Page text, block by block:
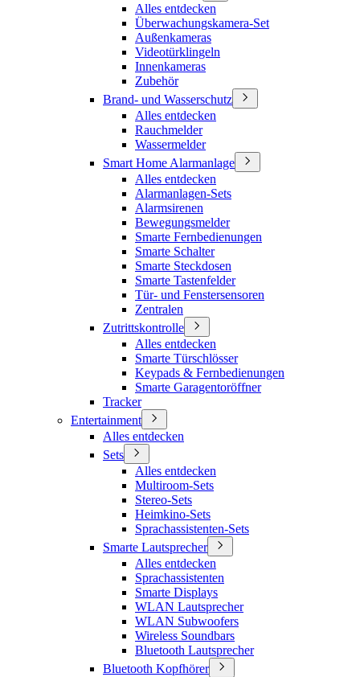
Alles entdecken
Überwachungskamera-Set
Außenkameras
Videotürklingeln
Innenkameras
Zubehör
Brand- und Wasserschutz
Alles entdecken
Rauchmelder
Wassermelder
Smart Home Alarmanlage
Alles entdecken
Alarmanlagen-Sets
Alarmsirenen
Bewegungsmelder
Smarte Fernbedienungen
Smarte Schalter
Smarte Steckdosen
Smarte Tastenfelder
Tür- und Fenstersensoren
Zentralen
Zutrittskontrolle
Alles entdecken
Smarte Türschlösser
Keypads & Fernbedienungen
Smarte Garagentoröffner
Tracker
Entertainment
Alles entdecken
Sets
Alles entdecken
Multiroom-Sets
Stereo-Sets
Heimkino-Sets
Sprachassistenten-Sets
Smarte Lautsprecher
Alles entdecken
Sprachassistenten
Smarte Displays
WLAN Lautsprecher
WLAN Subwoofers
Wireless Soundbars
Bluetooth Lautsprecher
Bluetooth Kopfhörer